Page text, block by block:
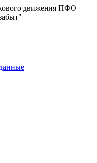
движения ПФО